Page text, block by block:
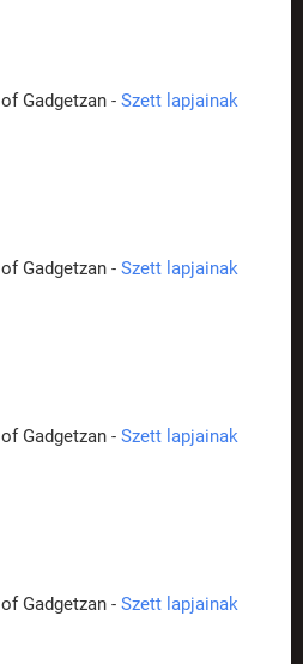
Gadgetzan - Szett lapjainak
Gadgetzan - Szett lapjainak
Gadgetzan - Szett lapjainak
Gadgetzan - Szett lapjainak